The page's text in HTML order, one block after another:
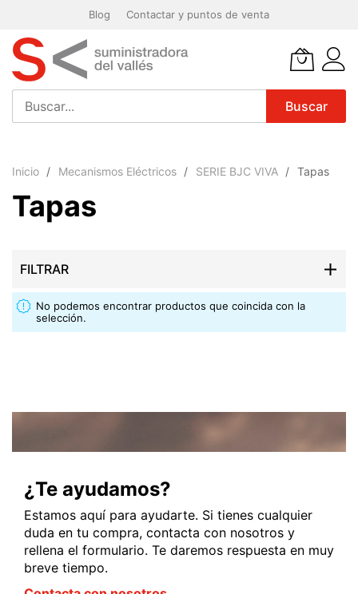
Blog Contactar y puntos de venta
Buscar
contenido
Inicio Mecanismos Eléctricos SERIE BJC VIVA Tapas
Tapas
FILTRAR
No podemos encontrar productos que coincida con la
selección.
¿Te ayudamos?
Estamos aquí para ayudarte. Si tienes cualquier
duda en tu compra, contacta con nosotros y
rellena el formulario. Te daremos respuesta en muy
breve tiempo.